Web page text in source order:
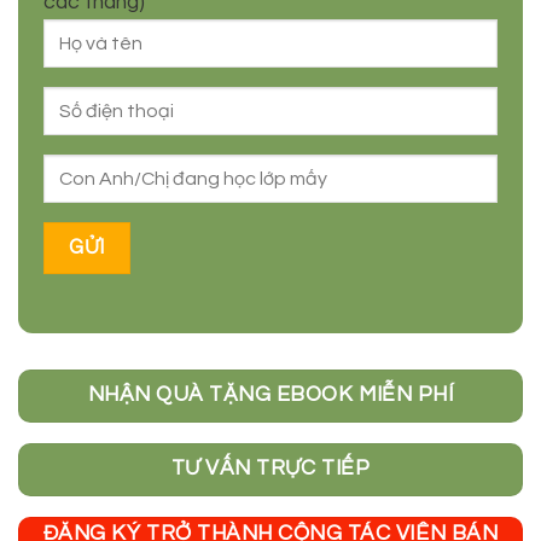
NHẬN QUÀ TẶNG EBOOK MIỄN PHÍ
TƯ VẤN TRỰC TIẾP
ĐĂNG KÝ TRỞ THÀNH CỘNG TÁC VIÊN BÁN